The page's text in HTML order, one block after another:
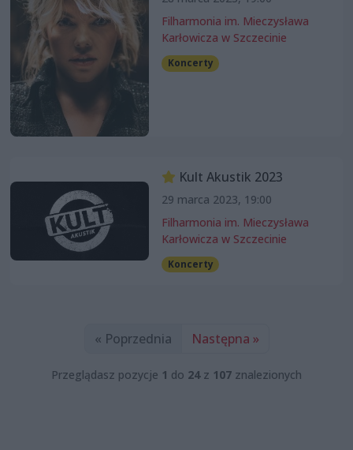
Filharmonia im. Mieczysława
Karłowicza w Szczecinie
Koncerty
Kult Akustik 2023
29 marca 2023, 19:00
Filharmonia im. Mieczysława
Karłowicza w Szczecinie
Koncerty
« Poprzednia Następna »
Przeglądasz pozycje 1 do 24z 107 znalezionych